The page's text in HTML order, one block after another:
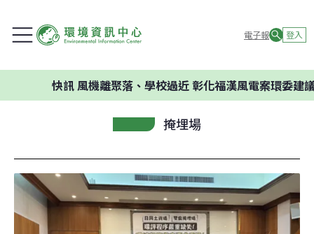
電子報 登入
風機離聚落、學校過近 彰化福漢風電案環委建議不應開發
掩埋場